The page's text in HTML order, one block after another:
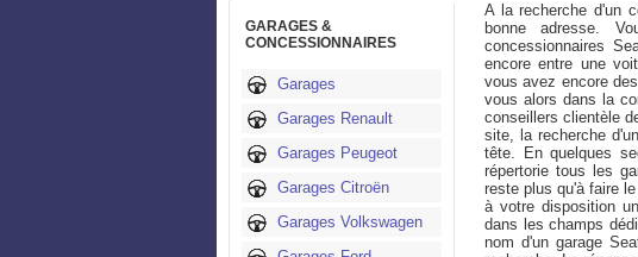
GARAGES &
CONCESSIONNAIRES
Garages
Garages Renault
Garages Peugeot
Garages Citroën
Garages Volkswagen
A la recherche d'un
bonne adresse.
concessionnaires
encore entre une
vous avez encore
vous alors dans la
conseillers clientèle
site, la recherche
tête. En quelques
répertorie tous les
reste plus qu'à faire
à votre disposition
dans les champs
nom d'un garage